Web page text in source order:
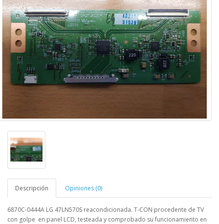
Descripción Opiniones (0)
6870C-0444A LG 47LN570S reacondicionada. T-CON procedente de TV
con golpe en panel LCD, testeada y comprobado su funcionamiento en